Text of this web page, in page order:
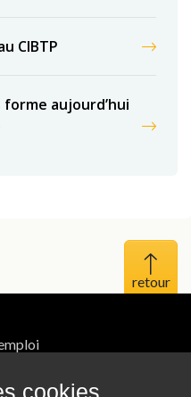
cookies
CIBTP
aujourd’hui
Haut